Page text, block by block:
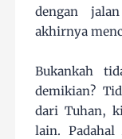
dengan
akhirnya
Bukankah
demikian?
dari Tuhan,
lain. Padahal